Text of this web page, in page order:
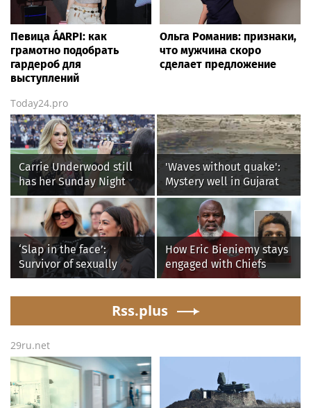
Певица ÁARPI: как
грамотно подобрать
гардероб для
выступлений
Ольга Романив: признаки,
что мужчина скоро
сделает предложение
Today24.pro
Carrie Underwood still
has her Sunday Night
Football fastball,
awkward Jim Harbaugh &
Baywatch Livvy Dunne!
'Waves without quake':
Mystery well in Gujarat
baffles locals as water
ripples for 5 days; watch
‘Slap in the face’:
Survivor of sexually
explicit deepfakes
Republicans stalling on
How Eric Bieniemy stays
engaged with Chiefs
while tending to wife,
alleged shooting by son
Rss.plus
29ru.net